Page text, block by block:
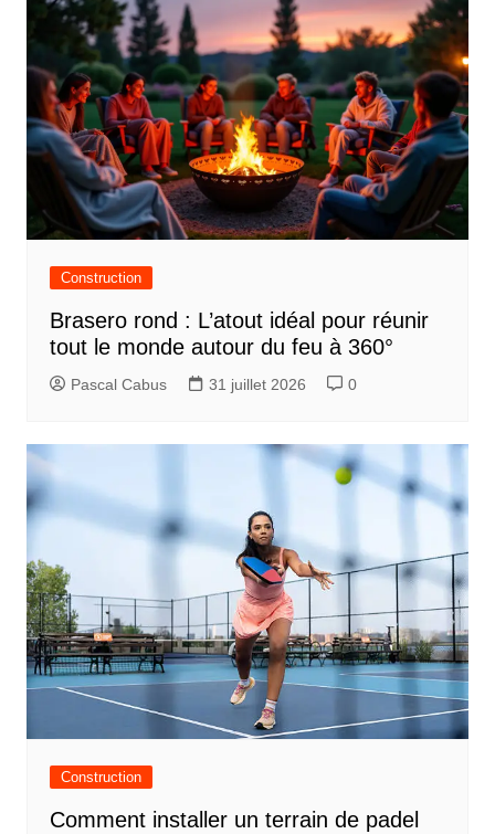
Construction
Brasero rond : L’atout idéal pour réunir
tout le monde autour du feu à 360°
Pascal Cabus 31 juillet 2026 0
Construction
Comment installer un terrain de padel